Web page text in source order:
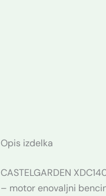
Opis izdelka
CASTELGARDEN
– motor enovaljni